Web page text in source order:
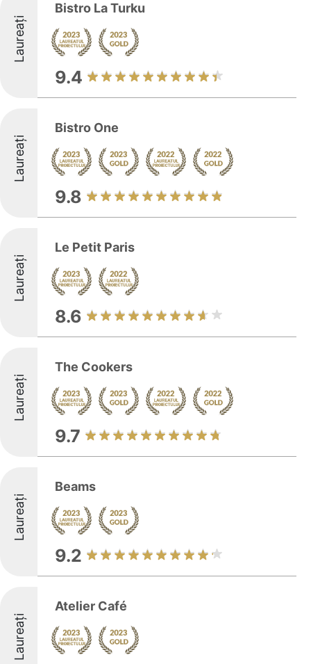
Laureați
Bistro La Turku
9.4
Laureați
Bistro One
9.8
Laureați
Le Petit Paris
8.6
Laureați
The Cookers
9.7
Laureați
Beams
9.2
Laureați
Atelier Café